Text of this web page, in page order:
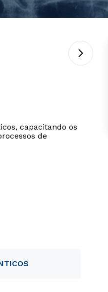
capacitando os
de